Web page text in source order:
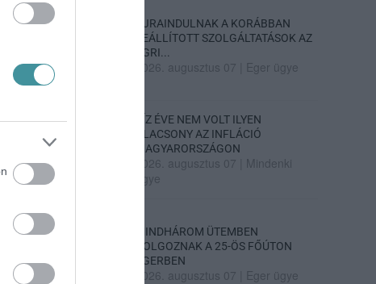
ÚJRAINDULNAK A KORÁBBAN
LEÁLLÍTOTT SZOLGÁLTATÁSOK AZ
EGRI...
2026. augusztus 07 Eger ügye
TÍZ ÉVE NEM VOLT ILYEN
ALACSONY AZ INFLÁCIÓ
MAGYARORSZÁGON
2026. augusztus 07
Mindenki
ügye
MINDHÁROM ÜTEMBEN
DOLGOZNAK A 25-ÖS FŐÚTON
EGERBEN
2026. augusztus 07 Eger ügye